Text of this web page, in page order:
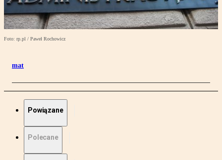
Foto: rp.pl / Paweł Rochowicz
mat
Powiązane
Polecane